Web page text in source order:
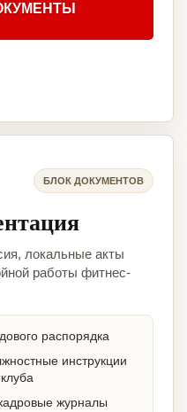
БЛОК ДОКУМЕНТОВ
локальные акты
работы фитнес-
распорядка
инструкции
журналы